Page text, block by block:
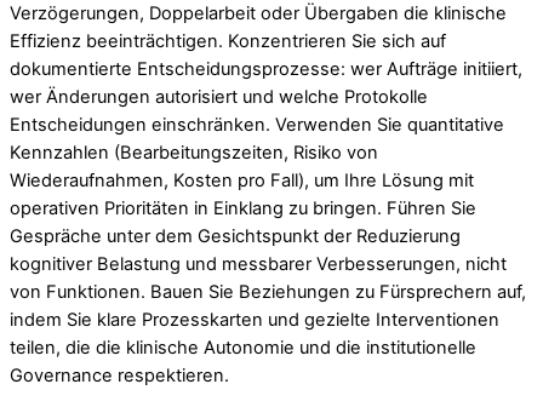
Verzögerungen, Doppelarbeit oder Übergaben die klinische
Effizienz beeinträchtigen. Konzentrieren Sie sich auf
dokumentierte Entscheidungsprozesse: wer Aufträge initiiert,
wer Änderungen autorisiert und welche Protokolle
Entscheidungen einschränken. Verwenden Sie quantitative
Kennzahlen (Bearbeitungszeiten, Risiko von
Wiederaufnahmen, Kosten pro Fall), um Ihre Lösung mit
operativen Prioritäten in Einklang zu bringen. Führen Sie
Gespräche unter dem Gesichtspunkt der Reduzierung
kognitiver Belastung und messbarer Verbesserungen, nicht
von Funktionen. Bauen Sie Beziehungen zu Fürsprechern auf,
indem Sie klare Prozesskarten und gezielte Interventionen
teilen, die die klinische Autonomie und die institutionelle
Governance respektieren.